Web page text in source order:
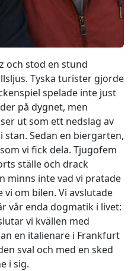
och stod en stund
Tyska turister gjorde
spelade inte just
på dygnet, men
ut som ett nedslag av
Sedan en biergarten,
vi fick dela. Tjugofem
ställe och drack
minns inte vad vi pratade
om bilen. Vi avslutade
vår enda dogmatik i livet:
vi kvällen med
en italienare i Frankfurt
sval och med en sked
i sig.